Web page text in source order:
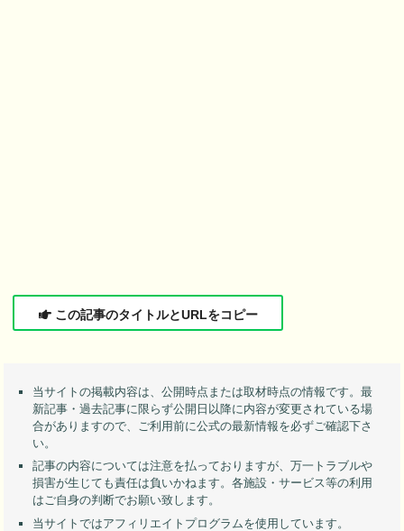
この記事のタイトルとURLをコピー
当サイトの掲載内容は、公開時点または取材時点の情報です。最
新記事・過去記事に限らず公開日以降に内容が変更されている場
合がありますので、ご利用前に公式の最新情報を必ずご確認下さ
い。
記事の内容については注意を払っておりますが、万一トラブルや
損害が生じても責任は負いかねます。各施設・サービス等の利用
はご自身の判断でお願い致します。
当サイトではアフィリエイトプログラムを使用しています。